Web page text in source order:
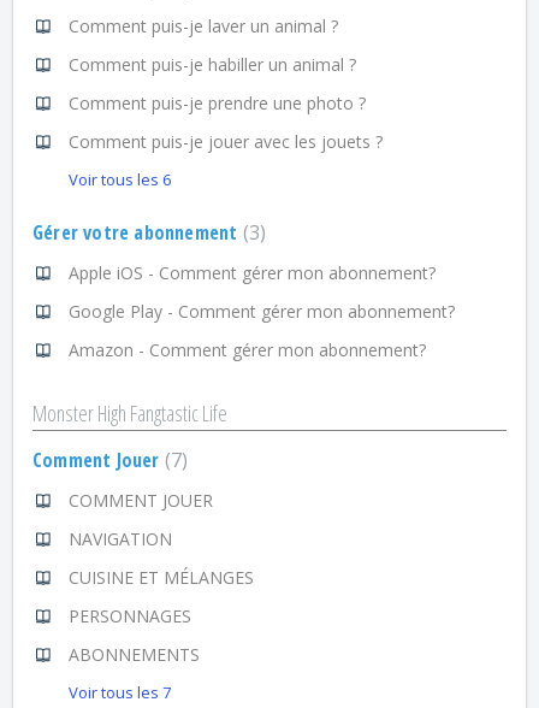
Comment puis-je laver un animal ?
Comment puis-je habiller un animal ?
Comment puis-je prendre une photo ?
Comment puis-je jouer avec les jouets ?
Voir tous les 6
Gérer votre abonnement 3
Apple iOS - Comment gérer mon abonnement?
Google Play - Comment gérer mon abonnement?
Amazon - Comment gérer mon abonnement?
Monster High Fangtastic Life
Comment Jouer 7
COMMENT JOUER
NAVIGATION
CUISINE ET MÉLANGES
PERSONNAGES
ABONNEMENTS
Voir tous les 7